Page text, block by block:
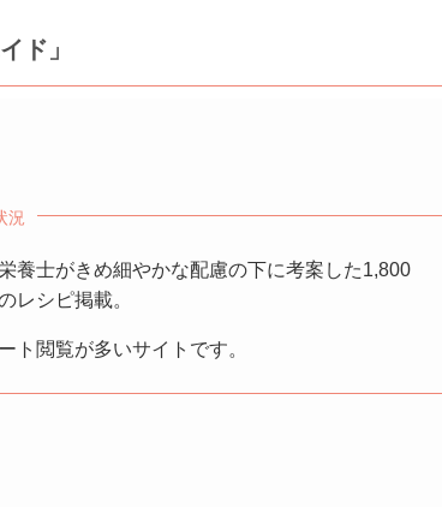
ド」
況
養士がきめ細やかな配慮の下に考案した1,800
レシピ掲載。
ト閲覧が多いサイトです。